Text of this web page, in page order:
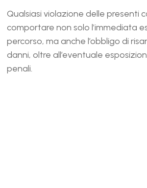
Qualsiasi violazione delle presenti
comportare non solo l’immediata
percorso, ma anche l’obbligo di
danni, oltre all’eventuale
penali.